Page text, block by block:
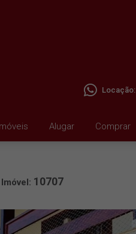
Alugar Comprar
Locação:
10707